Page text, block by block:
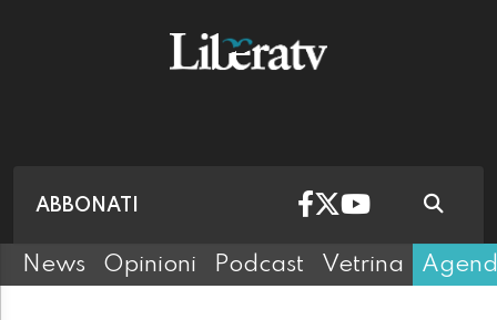
ABBONATI
News Opinioni Podcast Vetrina